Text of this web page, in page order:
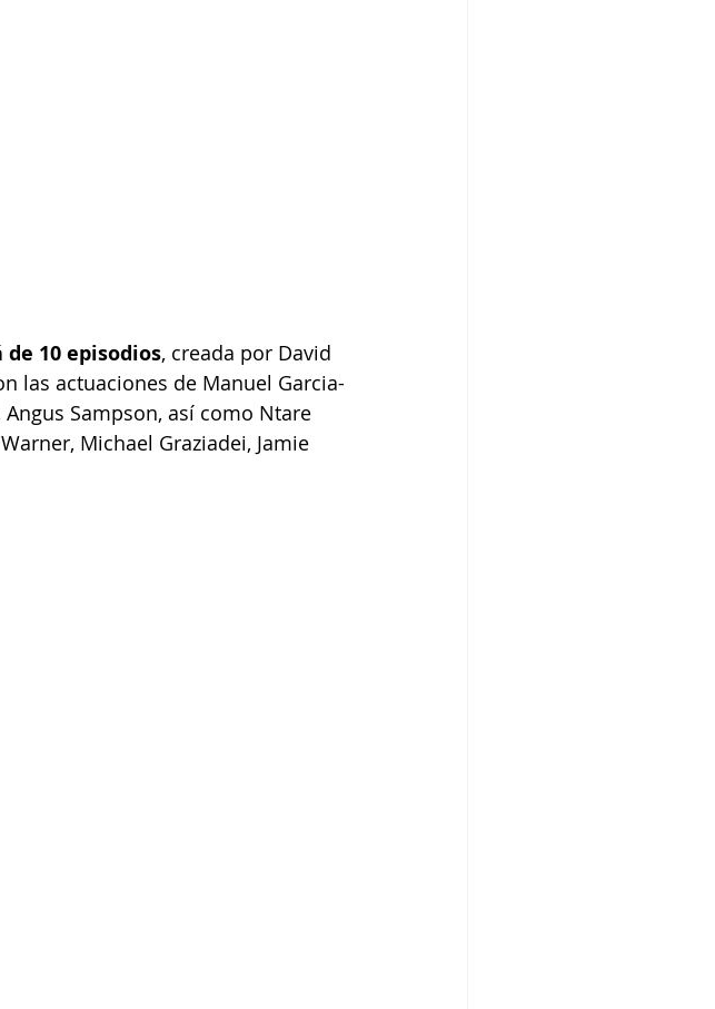
de 10 episodios, creada por David
las actuaciones de Manuel Garcia-
Angus Sampson, así como Ntare
Michael Graziadei, Jamie